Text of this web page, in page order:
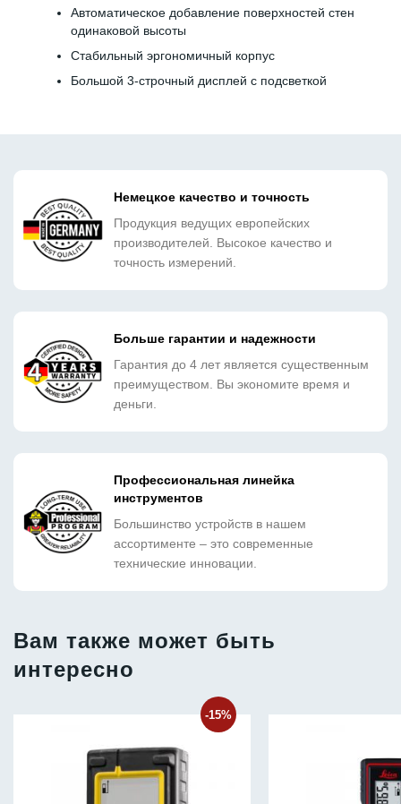
Автоматическое добавление поверхностей стен
одинаковой высоты
Стабильный эргономичный корпус
Большой 3-строчный дисплей с подсветкой
Немецкое качество и точность
Продукция ведущих европейских
производителей. Высокое качество и
точность измерений.
Больше гарантии и надежности
Гарантия до 4 лет является существенным
преимуществом. Вы экономите время и
деньги.
Профессиональная линейка
инструментов
Большинство устройств в нашем
ассортименте – это современные
технические инновации.
Вам также может быть
интересно
-15%